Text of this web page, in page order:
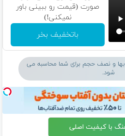
صورت (قیمت رو ببینی باور
نمیکنی!)
باتخفیف بخر
بها و نصف حجم برای شما محاسبه می
شود.
با کیفیت اصلی